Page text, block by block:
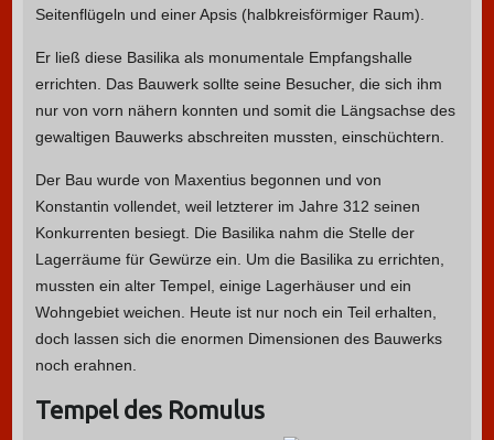
Seitenflügeln und einer Apsis (halbkreisförmiger Raum).
Er ließ diese Basilika als monumentale Empfangshalle
errichten. Das Bauwerk sollte seine Besucher, die sich ihm
nur von vorn nähern konnten und somit die Längsachse des
gewaltigen Bauwerks abschreiten mussten, einschüchtern.
Der Bau wurde von Maxentius begonnen und von
Konstantin vollendet, weil letzterer im Jahre 312 seinen
Konkurrenten besiegt. Die Basilika nahm die Stelle der
Lagerräume für Gewürze ein. Um die Basilika zu errichten,
mussten ein alter Tempel, einige Lagerhäuser und ein
Wohngebiet weichen. Heute ist nur noch ein Teil erhalten,
doch lassen sich die enormen Dimensionen des Bauwerks
noch erahnen.
Tempel des Romulus